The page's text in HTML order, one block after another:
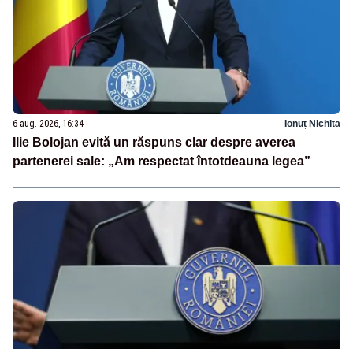
6 aug. 2026, 16:34 Ionuț Nichita
Ilie Bolojan evită un răspuns clar despre averea
partenerei sale: „Am respectat întotdeauna legea”